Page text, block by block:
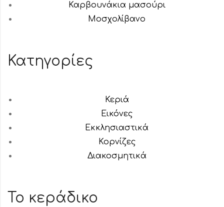
Καρβουνάκια μασούρι
Μοσχολίβανο
Κατηγορίες
Κεριά
Εικόνες
Εκκλησιαστικά
Κορνίζες
Διακοσμητικά
Το κεράδικο